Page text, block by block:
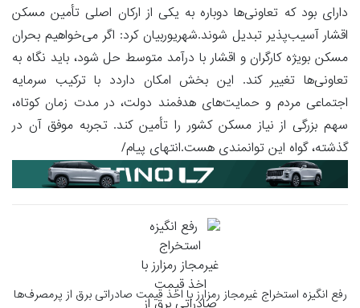
دارای بود که تعاونی‌ها دوباره به یکی از ارکان اصلی تأمین مسکن
اقشار آسیب‌پذیر تبدیل شوند.شهریوربیان کرد: اگر می‌خواهیم بحران
مسکن بویژه کارگران و اقشار با درآمد متوسط حل شود، باید نگاه به
تعاونی‌ها تغییر کند. این بخش امکان داردد با ترکیب سرمایه
اجتماعی مردم و حمایت‌های هدفمند دولت، در مدت زمان کوتاه،
سهم بزرگی از نیاز مسکن کشور را تأمین کند. تجربه موفق آن در
گذشته، گواه این توانمندی هست.انتهای پیام/
رفع انگیزه استخراج غیرمجاز رمزارز با اخذ قیمت صادراتی برق از پرمصرف‌ها